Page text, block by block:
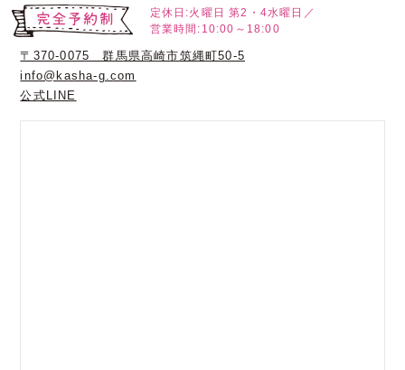
定休日:火曜日 第2・4水曜日／
営業時間:10:00～18:00
〒370-0075 群馬県高崎市筑縄町50-5
info@kasha-g.com
公式LINE